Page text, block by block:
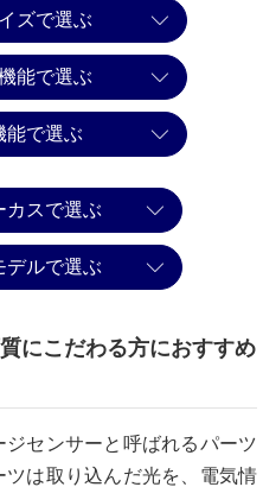
ズで選ぶ
能で選ぶ
能で選ぶ
カスで選ぶ
デルで選ぶ
にこだわる方におすすめ
センサーと呼ばれるパーツ
は取り込んだ光を、電気情